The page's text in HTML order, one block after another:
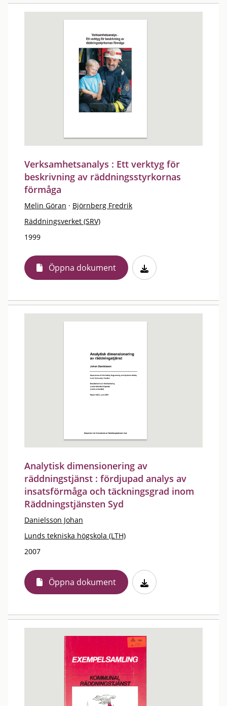
Verksamhetsanalys : Ett verktyg för
beskrivning av räddningsstyrkornas
förmåga
Melin Göran · Björnberg Fredrik
Räddningsverket (SRV)
1999
Öppna dokument
Analytisk dimensionering av
räddningstjänst : fördjupad analys av
insatsförmåga och täckningsgrad inom
Räddningstjänsten Syd
Danielsson Johan
Lunds tekniska högskola (LTH)
2007
Öppna dokument